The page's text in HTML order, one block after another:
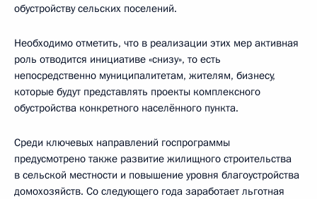
обустройству сельских поселений.
Необходимо отметить, что в реализации этих мер активная
роль отводится инициативе «снизу», то есть
непосредственно муниципалитетам, жителям, бизнесу,
которые будут представлять проекты комплексного
обустройства конкретного населённого пункта.
Среди ключевых направлений госпрограммы
предусмотрено также развитие жилищного строительства
в сельской местности и повышение уровня благоустройства
домохозяйств. Со следующего года заработает льготная